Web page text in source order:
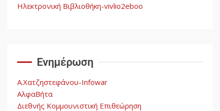
Ηλεκτρονική Βιβλιοθήκη-vivlio2eboo
Ενημέρωση
Α.Χατζηστεφάνου-Infowar
ΑλφαΒήτα
Διεθνής Κομμουνιστική Επιθεώρηση